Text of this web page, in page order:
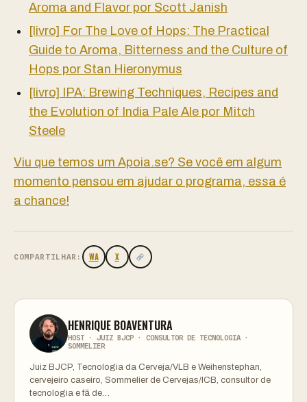
Aroma and Flavor por Scott Janish
[livro] For The Love of Hops: The Practical
Guide to Aroma, Bitterness and the Culture of
Hops por Stan Hieronymus
[livro] IPA: Brewing Techniques, Recipes and
the Evolution of India Pale Ale por Mitch
Steele
Viu que temos um Apoia.se? Se você em algum
momento pensou em ajudar o programa, essa é
a chance!
COMPARTILHAR: WA X
HENRIQUE BOAVENTURA
HOST · JUIZ BJCP · CONSULTOR DE TECNOLOGIA ·
SOMMELIER
Juiz BJCP, Tecnologia da Cerveja/VLB e Weihenstephan,
cervejeiro caseiro, Sommelier de Cervejas/ICB, consultor de
tecnologia e fã de…